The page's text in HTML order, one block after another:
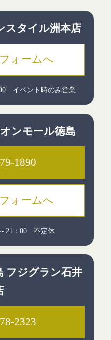
スタイル洲本店
ォームへ
00 イベント時のみ営業
ンモール徳島
1890
ォームへ
21：00 不定休
フジグラン石井
2323